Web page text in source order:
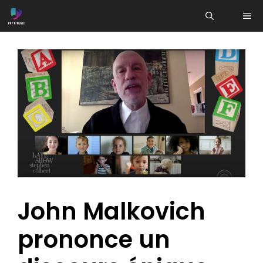
Aller
au
John Malkovich
prononce un